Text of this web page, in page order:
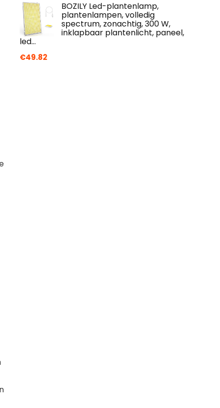
BOZILY Led-plantenlamp,
plantenlampen, volledig
spectrum, zonachtig, 300 W,
inklapbaar plantenlicht, paneel,
led…
€49.82